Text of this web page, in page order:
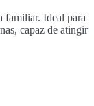
familiar. Ideal para
capaz de atingir